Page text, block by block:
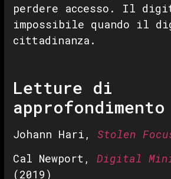
perdere accesso. Il
impossibile quando il
cittadinanza.
Letture di
approfondimento
Johann Hari, Stolen
Cal Newport, Digital
(2019)